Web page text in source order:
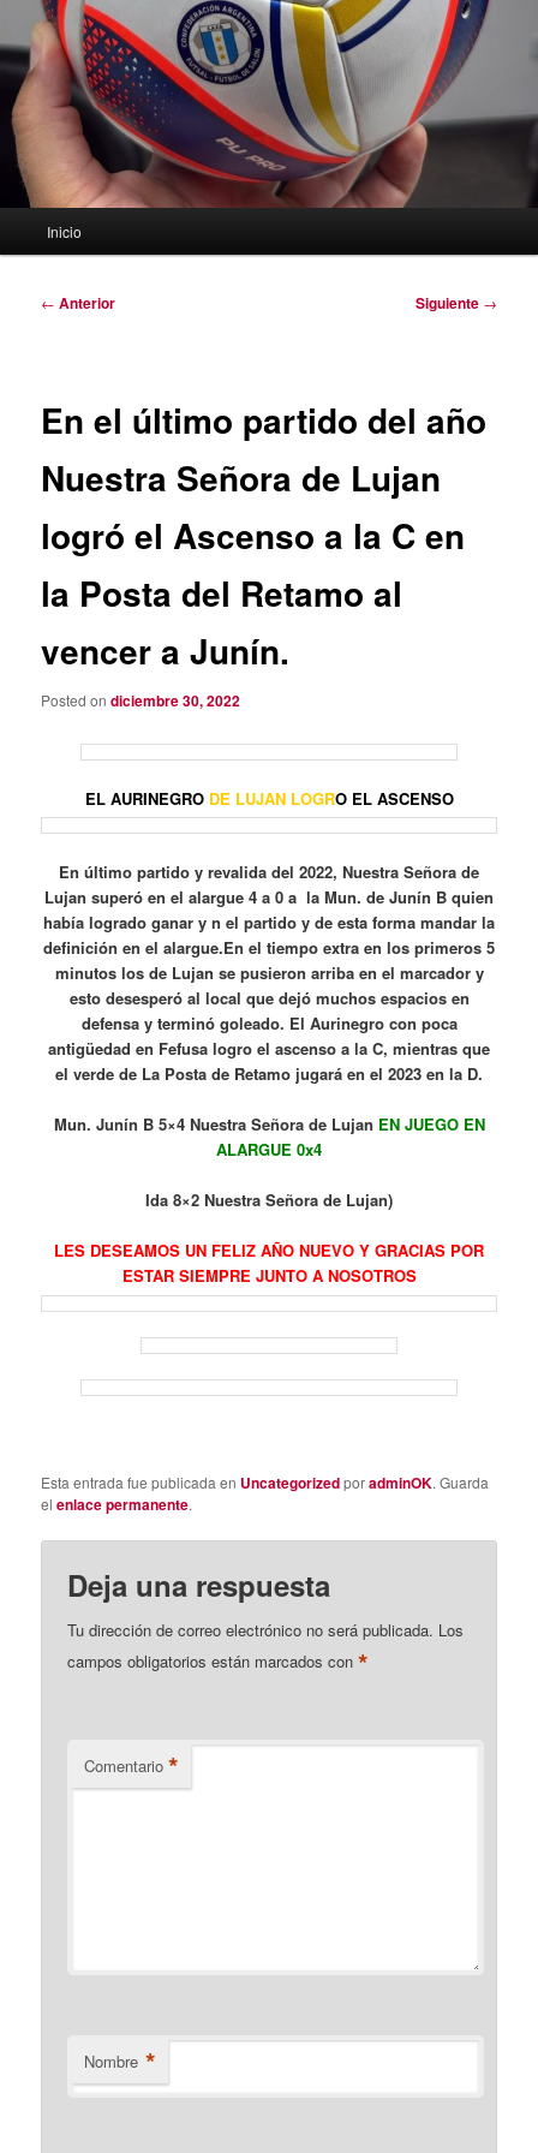
Inicio
Navegación
← Anterior Siguiente →
En el último partido del año
Nuestra Señora de Lujan
logró el Ascenso a la C en
la Posta del Retamo al
vencer a Junín.
Posted ondiciembre 30, 2022
EL AURINEGRO DE LUJAN LOGRO EL ASCENSO
En último partido y revalida del 2022, Nuestra Señora de
Lujan superó en el alargue 4 a 0 a la Mun. de Junín B quien
había logrado ganar y n el partido y de esta forma mandar la
definición en el alargue.En el tiempo extra en los primeros 5
minutos los de Lujan se pusieron arriba en el marcador y
esto desesperó al local que dejó muchos espacios en
defensa y terminó goleado. El Aurinegro con poca
antigüedad en Fefusa logro el ascenso a la C, mientras que
el verde de La Posta de Retamo jugará en el 2023 en la D.
Mun. Junín B 5×4 Nuestra Señora de Lujan EN JUEGO EN
ALARGUE 0x4
Ida 8×2 Nuestra Señora de Lujan)
LES DESEAMOS UN FELIZ AÑO NUEVO Y GRACIAS POR
ESTAR SIEMPRE JUNTO A NOSOTROS
Esta entrada fue publicada en UncategorizedporadminOK. Guarda
elenlace permanente.
Deja una respuesta
Tu dirección de correo electrónico no será publicada. Los
campos obligatorios están marcados con*
Comentario *
Nombre *